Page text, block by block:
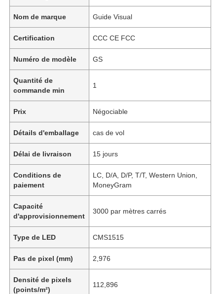
Nom de marque Guide Visual
Certification CCC CE FCC
Numéro de modèle GS
Quantité de
commande min
1
Prix Négociable
Détails d'emballage cas de vol
Délai de livraison 15 jours
Conditions de
paiement
LC, D/A, D/P, T/T, Western Union,
MoneyGram
Capacité
d'approvisionnement
3000 par mètres carrés
Type de LED CMS1515
Pas de pixel (mm) 2,976
Densité de pixels
(points/m²)
112,896